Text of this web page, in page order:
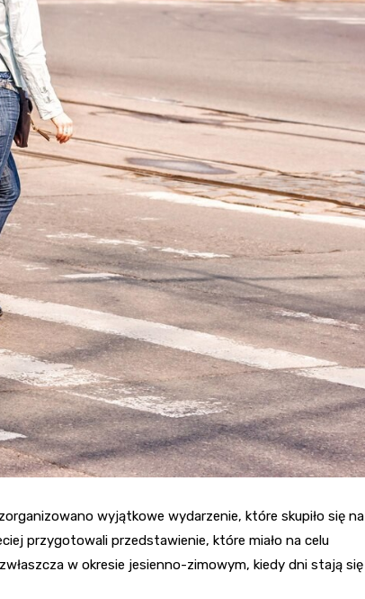
wyjątkowe wydarzenie, które skupiło się na
przygotowali przedstawienie, które miało na celu
w okresie jesienno-zimowym, kiedy dni stają się